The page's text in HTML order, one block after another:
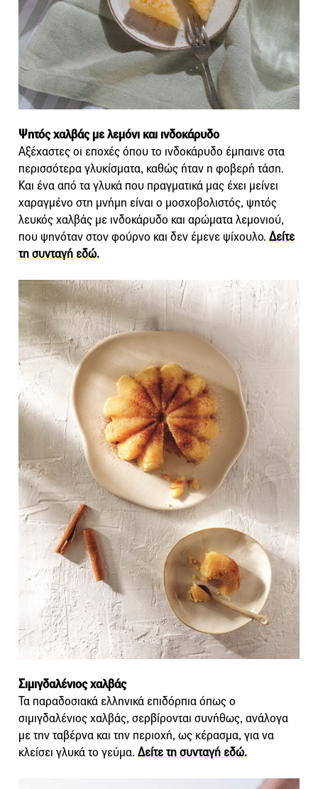
Ψητός χαλβάς με λεμόνι και ινδοκάρυδο
Αξέχαστες οι εποχές όπου το ινδοκάρυδο έμπαινε στα
περισσότερα γλυκίσματα, καθώς ήταν η φοβερή τάση.
Και ένα από τα γλυκά που πραγματικά μας έχει μείνει
χαραγμένο στη μνήμη είναι ο μοσχοβολιστός, ψητός
λευκός χαλβάς με ινδοκάρυδο και αρώματα λεμονιού,
που ψηνόταν στον φούρνο και δεν έμενε ψίχουλο. Δείτε
τη συνταγή εδώ.
Σιμιγδαλένιος χαλβάς
Τα παραδοσιακά ελληνικά επιδόρπια όπως ο
σιμιγδαλένιος χαλβάς, σερβίρονται συνήθως, ανάλογα
με την ταβέρνα και την περιοχή, ως κέρασμα, για να
κλείσει γλυκά το γεύμα. Δείτε τη συνταγή εδώ.